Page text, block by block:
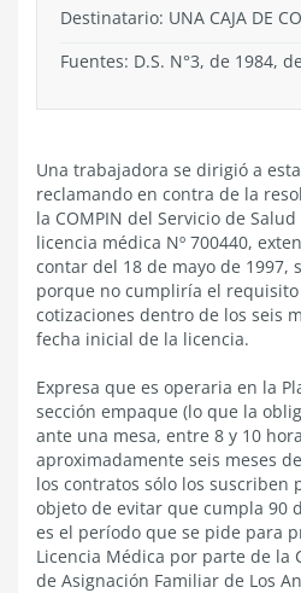
Destinatario: UNA CAJA DE
Fuentes: D.S. N°3, de 1984,
Una trabajadora se dirigió a
reclamando en contra de la
la COMPIN del Servicio de
licencia médica Nº 700440,
contar del 18 de mayo de 1997,
porque no cumpliría el requisito
cotizaciones dentro de los seis
fecha inicial de la licencia.
Expresa que es operaria en la
sección empaque (lo que la
ante una mesa, entre 8 y 10
aproximadamente seis meses
los contratos sólo los suscriben
objeto de evitar que cumpla 90
es el período que se pide para
Licencia Médica por parte de la
de Asignación Familiar de Los